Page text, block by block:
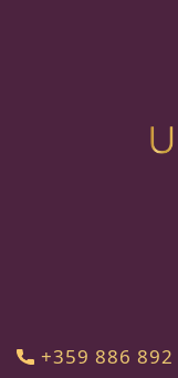
+359 886 892